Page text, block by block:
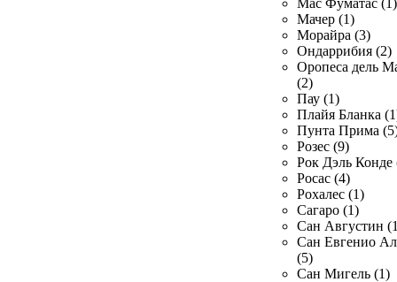
Мас Фуматас (1)
Мачер (1)
Морайра (3)
Ондаррибия (2)
Оропеса дель
(2)
Пау (1)
Плайя Бланка
Пунта Прима
Розес (9)
Рок Дэль Конде
Росас (4)
Рохалес (1)
Сагаро (1)
Сан Августин
Сан Евгенио
(5)
Сан Мигель (1)